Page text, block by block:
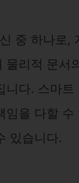
중 하나로,
리적 문서
다. 스마트
을 다할
있습니다.